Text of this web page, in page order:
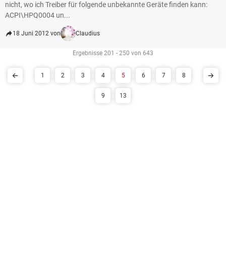
nicht, wo ich Treiber für folgende unbekannte Geräte finden kann:
ACPI\HPQ0004 un...
18 Juni 2012 von Claudius
Ergebnisse 201 - 250 von 643
1 2 3 4 5 6 7 8
9 13